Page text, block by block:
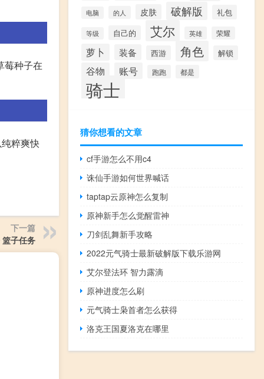
莓种子在
粹爽快
下一篇
子任务
电脑 的人 皮肤 破解版 礼包
等级 自己的 艾尔 英雄 荣耀
萝卜 装备 西游 角色 解锁
谷物 账号 跑跑 都是
骑士
猜你想看的文章
cf手游怎么不用c4
诛仙手游如何世界喊话
taptap云原神怎么复制
原神新手怎么觉醒雷神
刀剑乱舞新手攻略
2022元气骑士最新破解版下载乐游网
艾尔登法环 智力露滴
原神进度怎么刷
元气骑士枭首者怎么获得
洛克王国夏洛克在哪里